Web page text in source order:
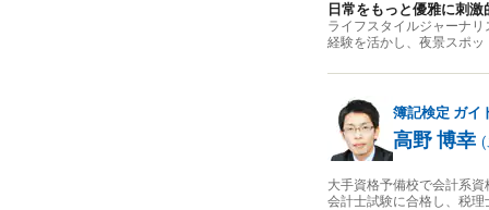
日常をもっと優雅に刺
ライフスタイルジャーナ
経験を活かし、夜景スポ
簿記検定 ガイ
高野 博幸 (
大手資格予備校で会計系
会計士試験に合格し、税